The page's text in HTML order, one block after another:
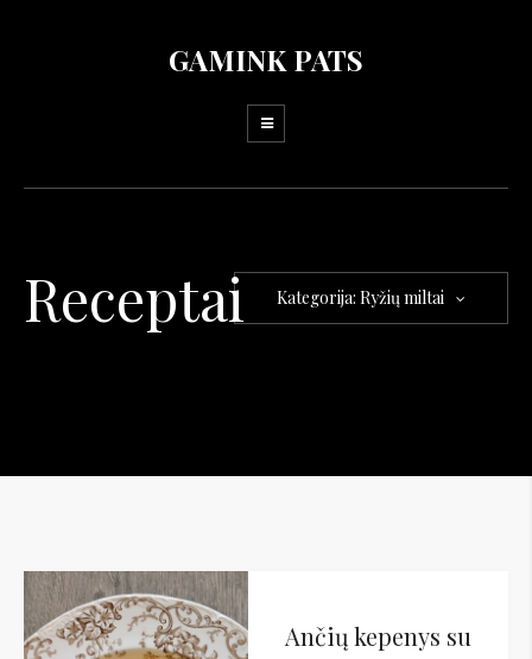
GAMINK PATS
Receptai Kategorija: Ryžių miltai
Ančių kepenys su